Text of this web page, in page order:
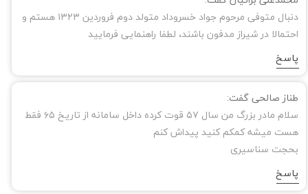
دنبال متوفی مرحوم جواد خسروداد متولد دوم فروردین ۱۳۲۳ هستم و
احتمالا در شیراز مدفون باشند، لطفا راهنمایی فرمایید
پاسخ
طناز صالحی گفت:
سلام مادر بزرگ من سال ۵۷ قوت کرده داخل سامانه از تاریخ ۶۵ فقط
هست میشه کمکم کنید پیداش کنم
بحجت سناسیری
پاسخ